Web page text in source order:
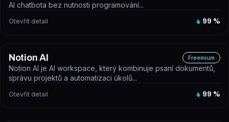
AI chatbota bez nutnosti programování...
Otevřít detail 99 %
Notion AI Freemium
Notion AI je AI workspace, který kombinuje psaní dokumentů,
správu projektů a automatizaci úkolů...
Otevřít detail 99 %